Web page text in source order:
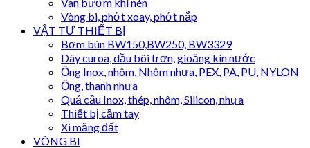
Vòng bi, phớt xoay, phớt nắp
VẬT TƯ THIẾT BỊ
Bơm bùn BW150,BW250, BW3329
Dây curoa, dầu bôi trơn, gioăng kín nước
Ống Inox, nhôm, Nhôm nhựa, PEX, PA, PU, NYLON
Ống, thanh nhựa
Quả cầu Inox, thép, nhôm, Silicon, nhựa
Thiết bị cầm tay
Xi măng đất
VÒNG BI